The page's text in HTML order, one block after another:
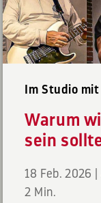
Im Studio
Warum
sein
18 Feb. 2026
2 Min.